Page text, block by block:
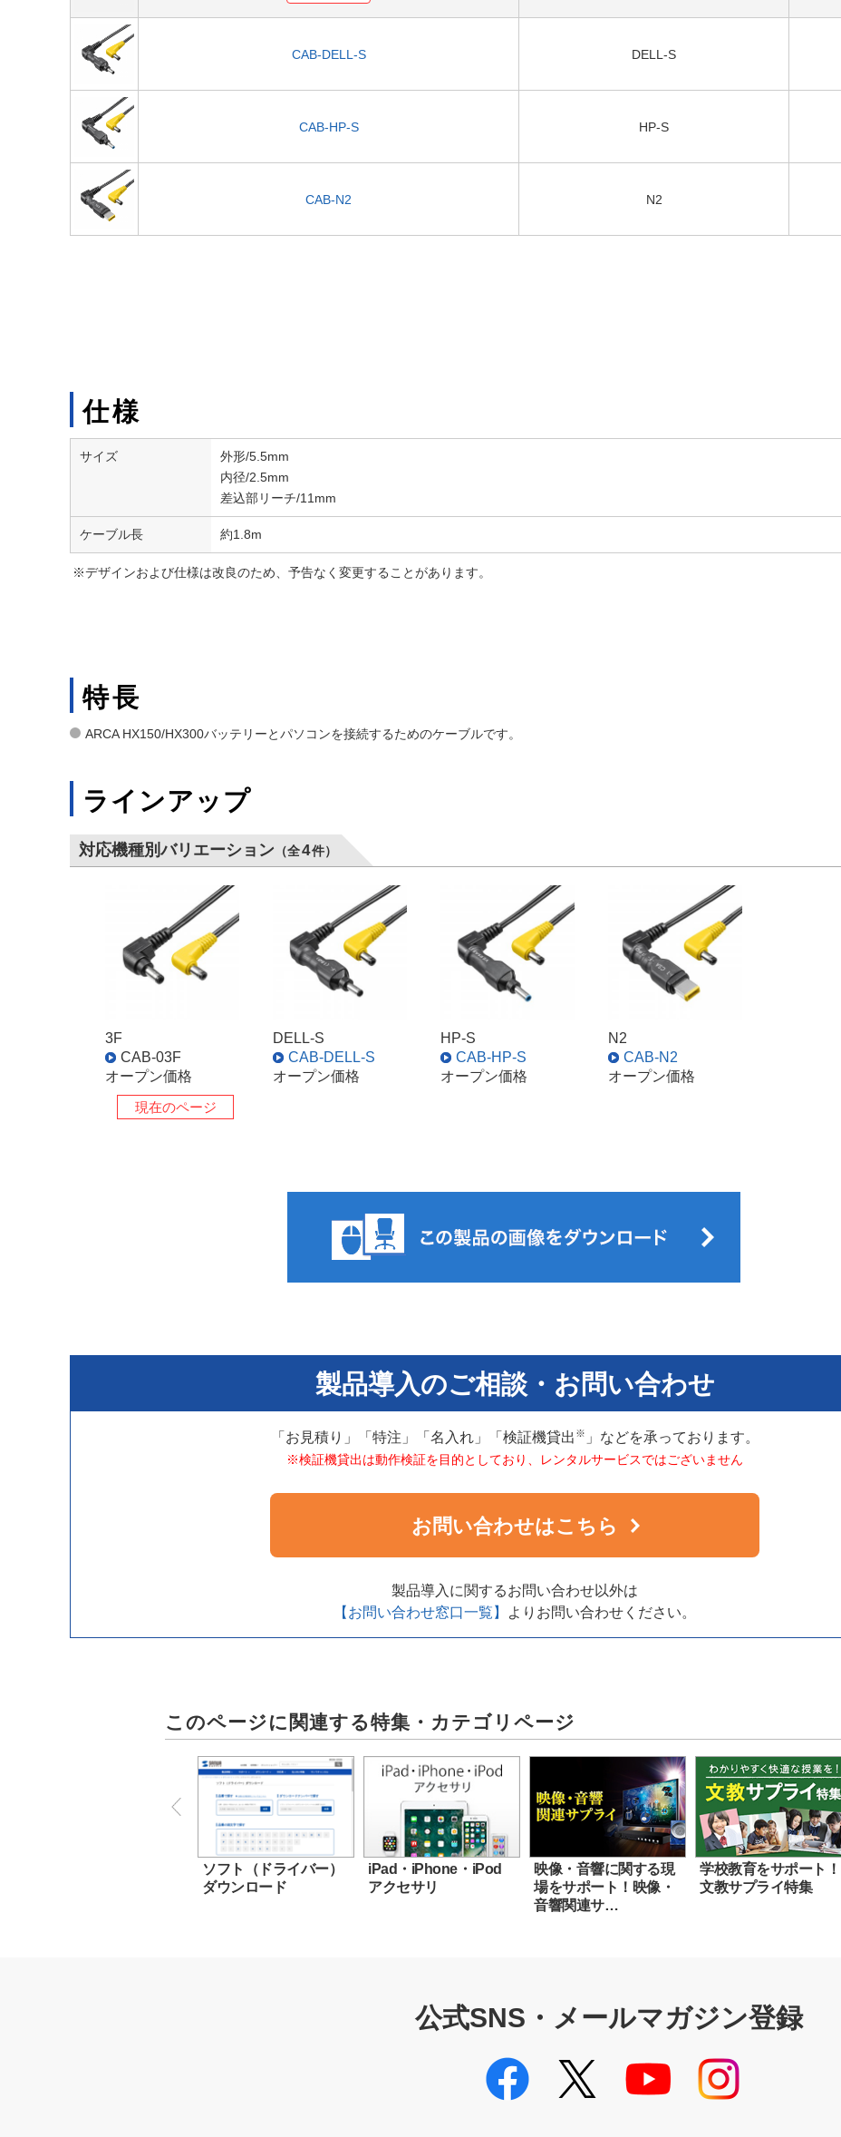
CAB-DELL-S DELL-S
CAB-HP-S HP-S
CAB-N2 N2
仕様
サイズ
外形/5.5mm
内径/2.5mm
差込部リーチ/11mm
ケーブル長 約1.8m
※デザインおよび仕様は改良のため、予告なく変更することがあります。
特長
ARCA HX150/HX300バッテリーとパソコンを接続するためのケーブルです。
ラインアップ
対応機種別バリエーション （全4件）
3F
CAB-03F
オープン価格
現在のページ
DELL-S
CAB-DELL-S
オープン価格
HP-S
CAB-HP-S
オープン価格
N2
CAB-N2
オープン価格
製品導入のご相談・お問い合わせ
「お見積り」「特注」「名入れ」「検証機貸出 ※ 」などを承っております。
※検証機貸出は動作検証を目的としており、レンタルサービスではございません
お問い合わせはこちら
製品導入に関するお問い合わせ以外は
【お問い合わせ窓口一覧】
よりお問い合わせください。
このページに関連する特集・カテゴリページ
ソフト（ドライバー）
ダウンロード
iPad・iPhone・iPod
アクセサリ
映像・音響に関する現
場をサポート！映像・
音響関連サ…
学校教育をサポート！
文教サプライ特集
公式SNS・メールマガジン登録